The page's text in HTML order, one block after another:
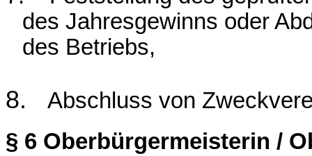
des Jahresgewinns oder
des Betriebs,
8.
Abschluss von
§ 6 Oberbürgermeisterin /